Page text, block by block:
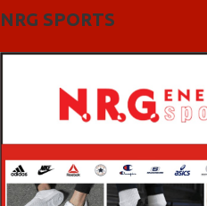
NRG SPORTS